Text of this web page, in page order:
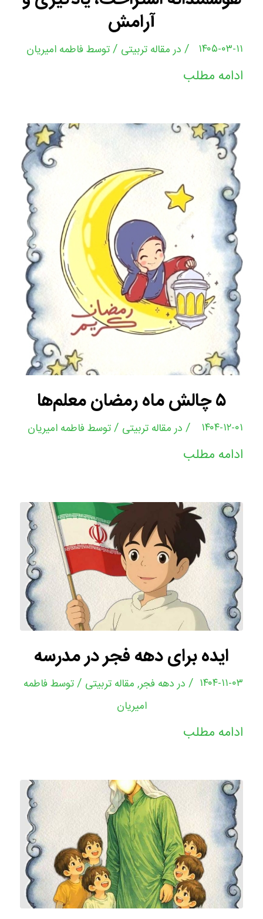
آرامش
۱۴۰۵-۰۳-۱۱ / درمقاله تربیتی /توسطفاطمه امیریان
ادامه مطلب
۵ چالش ماه رمضان معلم‌ها
۱۴۰۴-۱۲-۰۱ / درمقاله تربیتی /توسطفاطمه امیریان
ادامه مطلب
ایده برای دهه فجر در مدرسه
۱۴۰۴-۱۱-۰۳ / دردهه فجر, مقاله تربیتی /توسطفاطمه
امیریان
ادامه مطلب